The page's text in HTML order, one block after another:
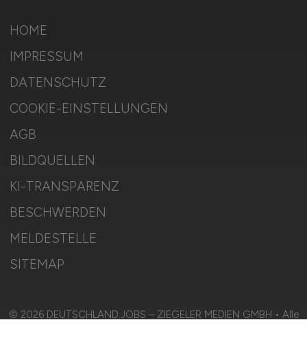
HOME
IMPRESSUM
DATENSCHUTZ
COOKIE-EINSTELLUNGEN
AGB
BILDQUELLEN
KI-TRANSPARENZ
BESCHWERDEN
MELDESTELLE
SITEMAP
© 2026 DEUTSCHLAND.JOBS – ZIEGELER MEDIEN GMBH • Alle